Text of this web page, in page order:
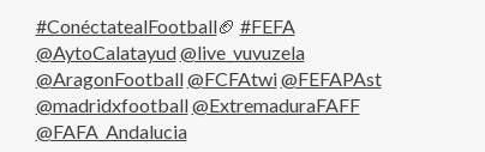
#ConéctatealFootball🏈 #FEFA
@AytoCalatayud@live_vuvuzela
@AragonFootball@FCFAtwi@FEFAPAst
@madridxfootball@ExtremaduraFAFF
@FAFA_Andalucia